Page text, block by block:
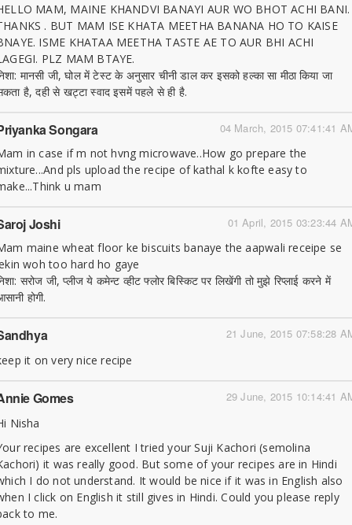
MAM, MAINE KHANDVI BANAYI AUR WO BHOT ACHI BANI.
. BUT MAM ISE KHATA MEETHA BANANA HO TO KAISE
ISME KHATAA MEETHA TASTE AE TO AUR BHI ACHI
PLZ MAM BTAYE.
मानसी जी, घोल में टेस्ट के अनुसार चीनी डाल कर इसको हल्का सा मीठा किया जा
है, दही से खट्टा स्वाद इसमें पहले से ही है.
04 March, 2015 07:41:41
Songara
in case if m not hvng microwave..How go prepare the
pls upload the recipe of kathal k kofte easy to
u mam
01 April, 2015 03:23:44
Joshi
maine wheat floor ke biscuits banaye the aapwali receipe se
woh too hard ho gaye
सरोज जी, प्लीज ये कमेन्ट व्हीट फ्लोर बिस्किट पर लिखेंगी तो मुझे रिप्लाई करने में
होगी.
21 June, 2015 07:58:28
it on very nice recipe
29 June, 2015 10:14:41
Gomes
Nisha
recipes are excellent I tried your Suji Kachori (semolina
it was really good. But some of your recipes are in Hindi
I do not understand. It would be nice if it was in English also
I click on English it still gives in Hindi. Could you please reply
to me.